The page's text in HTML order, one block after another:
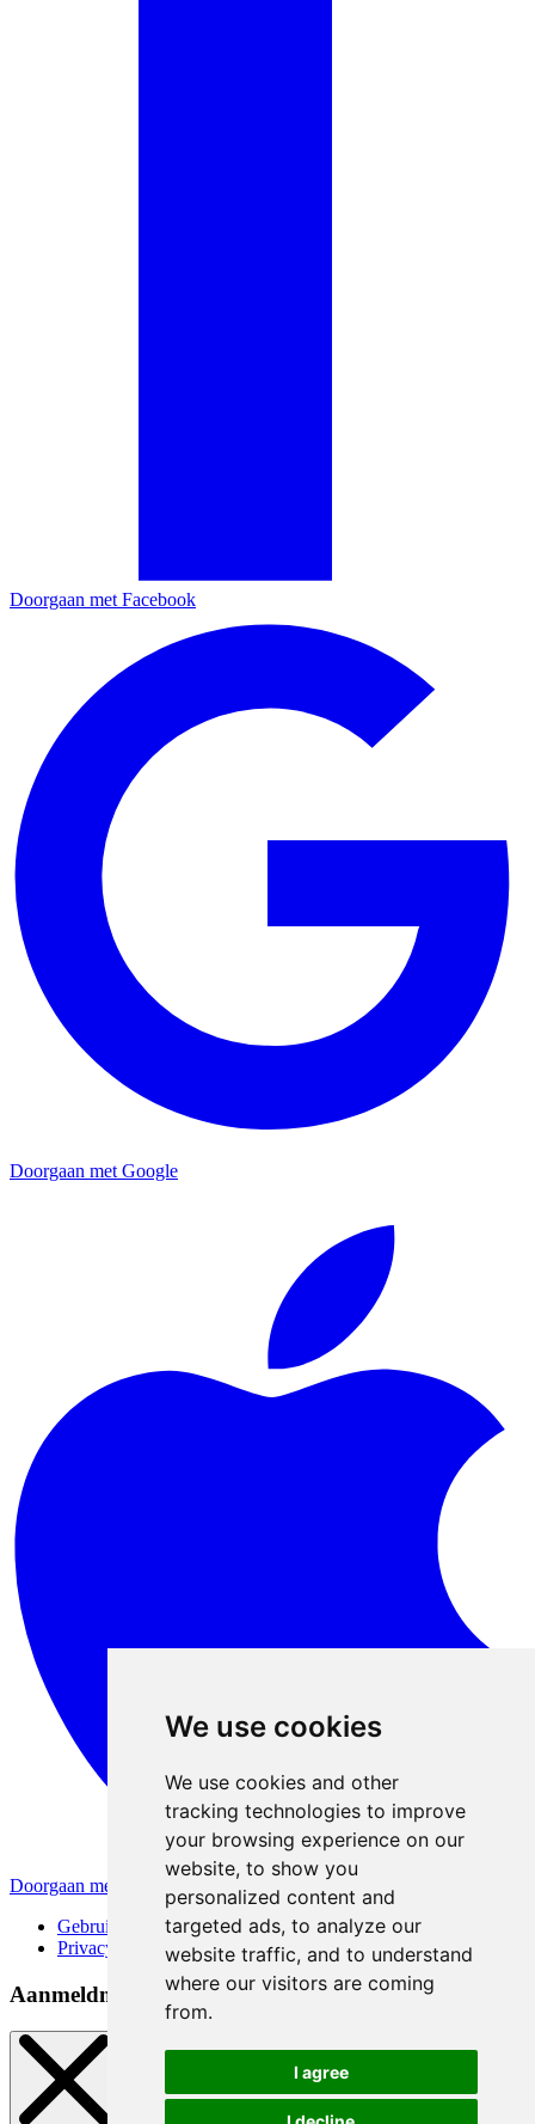
We use cookies
We use cookies and other
tracking technologies to improve
your browsing experience on our
website, to show you
personalized content and
targeted ads, to analyze our
website traffic, and to understand
where our visitors are coming
from.
I agree
Doorgaan met Facebook
Doorgaan met Google
Doorgaan met Apple
Gebruiksvoorwaarden
Privacybeleid
Aanmeldmethoden